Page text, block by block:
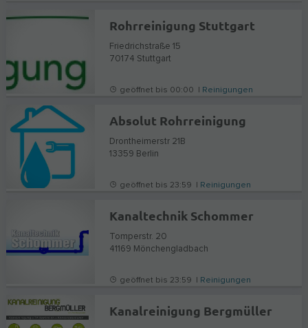
Rohrreinigung Stuttgart
Friedrichstraße 15
70174 Stuttgart
geöffnet bis 00:00 | Reinigungen
Absolut Rohrreinigung
Drontheimerstr 21B
13359 Berlin
geöffnet bis 23:59 | Reinigungen
Kanaltechnik Schommer
Tomperstr. 20
41169 Mönchengladbach
geöffnet bis 23:59 | Reinigungen
Kanalreinigung Bergmüller